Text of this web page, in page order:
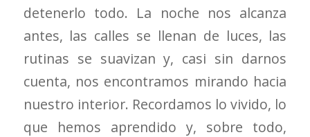
detenerlo todo. La noche nos alcanza
antes, las calles se llenan de luces, las
rutinas se suavizan y, casi sin darnos
cuenta, nos encontramos mirando hacia
nuestro interior. Recordamos lo vivido, lo
que hemos aprendido y, sobre todo,